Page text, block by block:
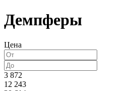
Демпферы
Цена
3 872
12 243